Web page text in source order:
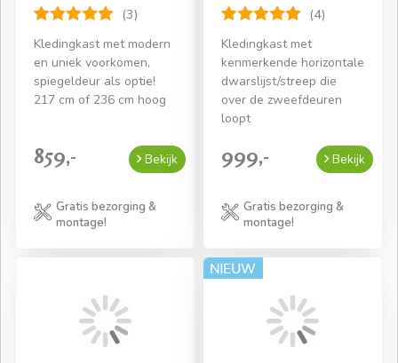
(3)
Kledingkast met modern
en uniek voorkomen,
spiegeldeur als optie!
217 cm of 236 cm hoog
859,- Bekijk
Gratis bezorging &
montage!
(4)
Kledingkast met
kenmerkende horizontale
dwarslijst/streep die
over de zweefdeuren
loopt
999,- Bekijk
Gratis bezorging &
montage!